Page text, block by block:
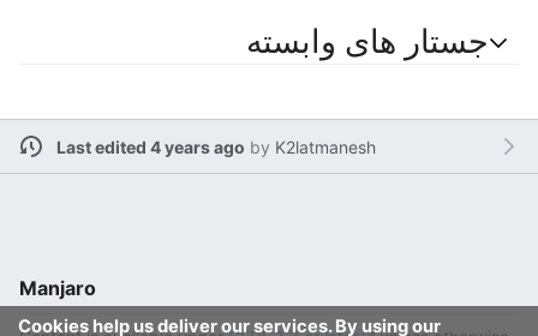
جستار های وابسته
Last edited 4 years ago by K2latmanesh
Cookies help us deliver our services. By using our
Manjaro